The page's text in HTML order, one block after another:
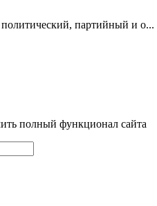
партийный и о...
полный функционал сайта